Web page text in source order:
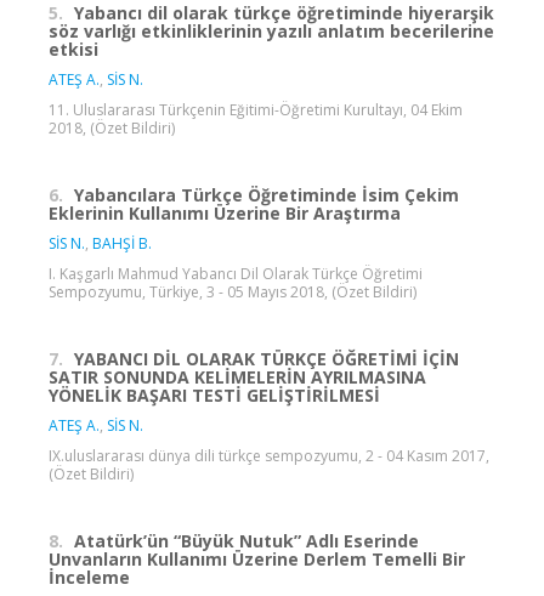
5. Yabancı dil olarak türkçe öğretiminde hiyerarşik
söz varlığı etkinliklerinin yazılı anlatım becerilerine
etkisi
ATEŞ A., SİS N.
11. Uluslararası Türkçenin Eğitimi-Öğretimi Kurultayı, 04 Ekim
2018, (Özet Bildiri)
6. Yabancılara Türkçe Öğretiminde İsim Çekim
Eklerinin Kullanımı Üzerine Bir Araştırma
SİS N., BAHŞİ B.
I. Kaşgarlı Mahmud Yabancı Dil Olarak Türkçe Öğretimi
Sempozyumu, Türkiye, 3 - 05 Mayıs 2018, (Özet Bildiri)
7. YABANCI DİL OLARAK TÜRKÇE ÖĞRETİMİ İÇİN
SATIR SONUNDA KELİMELERİN AYRILMASINA
YÖNELİK BAŞARI TESTİ GELİŞTİRİLMESİ
ATEŞ A., SİS N.
IX.uluslararası dünya dili türkçe sempozyumu, 2 - 04 Kasım 2017,
(Özet Bildiri)
8. Atatürk’ün “Büyük Nutuk” Adlı Eserinde
Unvanların Kullanımı Üzerine Derlem Temelli Bir
İnceleme